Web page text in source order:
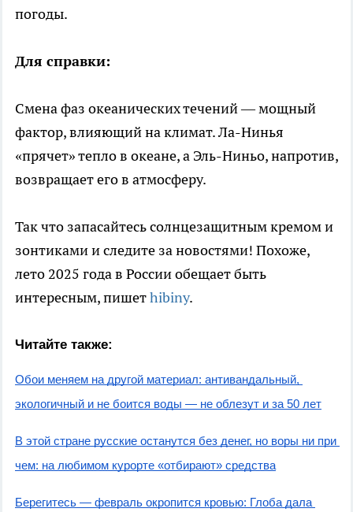
погоды.
Для справки:
Смена фаз океанических течений — мощный
фактор, влияющий на климат. Ла-Нинья
«прячет» тепло в океане, а Эль-Ниньо, напротив,
возвращает его в атмосферу.
Так что запасайтесь солнцезащитным кремом и
зонтиками и следите за новостями! Похоже,
лето 2025 года в России обещает быть
интересным, пишетhibiny.
Читайте также:
Обои меняем на другой материал: антивандальный,
экологичный и не боится воды — не облезут и за 50 лет
В этой стране русские останутся без денег, но воры ни при
чем: на любимом курорте «отбирают» средства
Берегитесь — февраль окропится кровью: Глоба дала